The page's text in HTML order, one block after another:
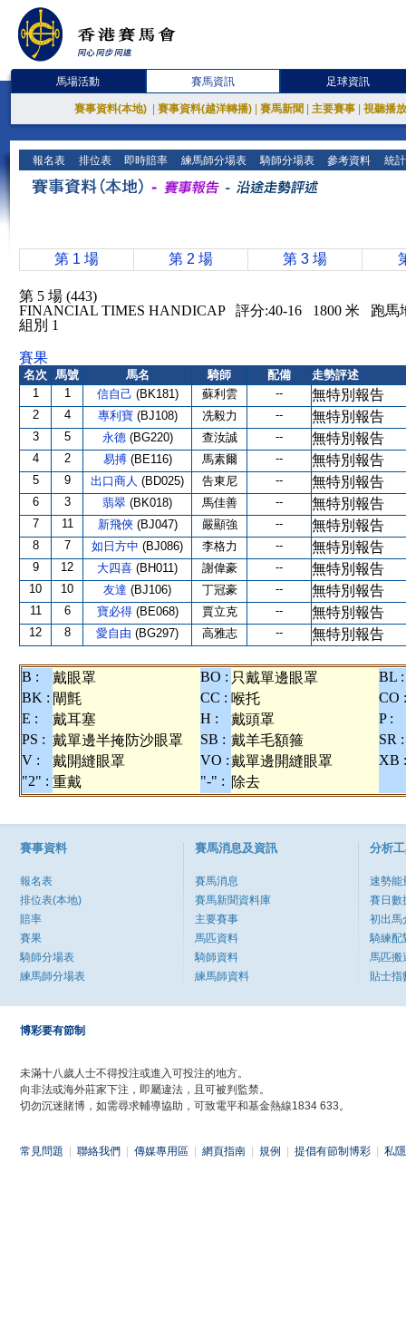
馬場活動 賽馬資訊 足球資訊
賽事資料(本地) 賽事資料(越洋轉播) 賽馬新聞 主要賽事 視聽播
報名表 排位表 即時賠率 練馬師分場表 騎師分場表 參考資料 統
第 1 場 第 2 場 第 3 場
第 5 場 (443)
FINANCIAL TIMES HANDICAP 評分:40-16 1800 米 跑
組別 1
賽果
名次 馬號 馬名 騎師 配備
走勢評述
1
1 信自己 (BK181) 蘇利雲 -- 無特別報告
2 4 專利寶 (BJ108) 冼毅力 -- 無特別報告
3 5 永德 (BG220) 查汝誠 -- 無特別報告
4 2 易搏 (BE116) 馬素爾 -- 無特別報告
5 9 出口商人 (BD025) 告東尼 -- 無特別報告
6 3 翡翠 (BK018) 馬佳善 -- 無特別報告
7 11 新飛俠 (BJ047) 嚴顯強 -- 無特別報告
8 7 如日方中 (BJ086) 李格力 -- 無特別報告
9 12 大四喜 (BH011) 謝偉豪 -- 無特別報告
10 10 友達 (BJ106) 丁冠豪 -- 無特別報告
11 6 寶必得 (BE068) 賈立克 -- 無特別報告
12 8 愛自由 (BG297) 高雅志 -- 無特別報告
B : 戴眼罩 BO : 只戴單邊眼罩
BL :
BK : 閘氈 CC : 喉托
CO :
E :
戴耳塞 H : 戴頭罩
P :
PS : 戴單邊半掩防沙眼罩 SB : 戴羊毛額箍
SR :
V :
戴開縫眼罩 VO :戴單邊開縫眼罩
XB :
"2" : 重戴 "-" : 除去
賽事資料
報名表
排位表(本地)
賠率
賽果
騎師分場表
練馬師分場表
賽馬消息及資訊
賽馬消息
賽馬新聞資料庫
主要賽事
馬匹資料
騎師資料
練馬師資料
分析
速勢能
賽日數
初出馬
騎練配
馬匹搬
貼士指
博彩要有節制
未滿十八歲人士不得投注或進入可投注的地方。
向非法或海外莊家下注，即屬違法，且可被判監禁。
切勿沉迷賭博，如需尋求輔導協助，可致電平和基金熱線1834 633。
常見問題 聯絡我們 傳媒專用區 網頁指南 規例 提倡有節制博彩 私